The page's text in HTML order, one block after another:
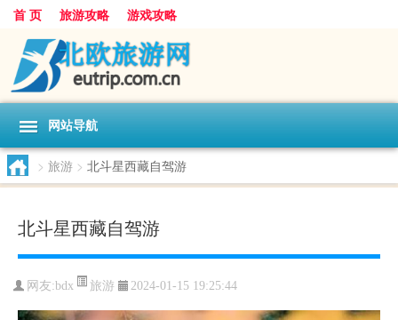
首 页 旅游攻略 游戏攻略
网站导航
> 旅游 > 北斗星西藏自驾游
北斗星西藏自驾游
网友:bdx 旅游 2024-01-15 19:25:44